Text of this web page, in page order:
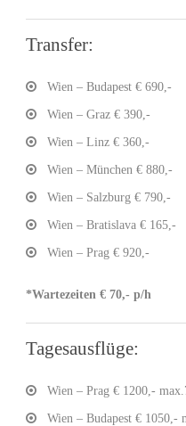
Transfer:
Wien – Budapest € 690,-
Wien – Graz € 390,-
Wien – Linz € 360,-
Wien – München € 880,-
Wien – Salzburg € 790,-
Wien – Bratislava € 165,-
Wien – Prag € 920,-
*Wartezeiten € 70,- p/h
Tagesausflüge:
Wien – Prag € 1200,-
Wien – Budapest € 1050,-